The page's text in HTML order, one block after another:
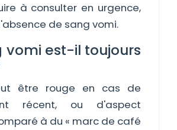
à consulter en urgence,
de sang vomi.
vomi est-il toujours
être rouge en cas de
récent, ou d'aspect
à du « marc de café